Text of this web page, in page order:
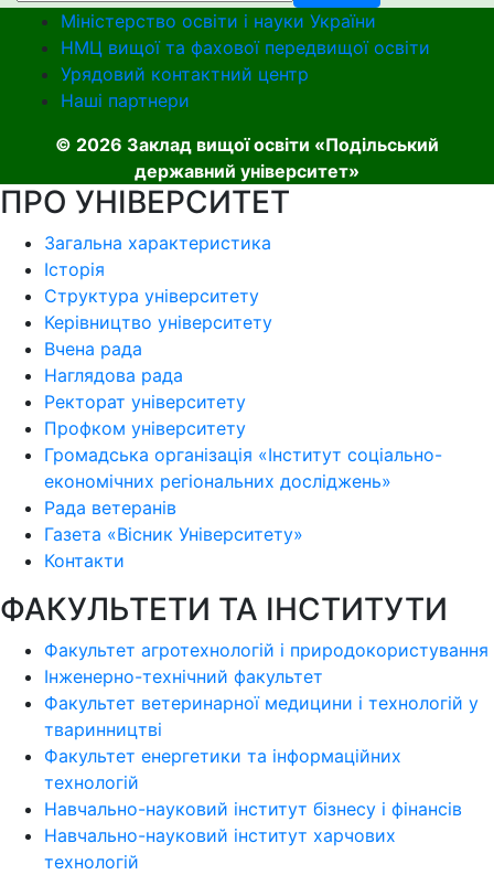
Міністерство освіти і науки України
НМЦ вищої та фахової передвищої освіти
Урядовий контактний центр
Наші партнери
© 2026 Заклад вищої освіти «Подільський
державний університет»
ПРО УНІВЕРСИТЕТ
Загальна характеристика
Історія
Структура університету
Керівництво університету
Вчена рада
Наглядова рада
Ректорат університету
Профком університету
Громадська організація «Інститут соціально-
економічних регіональних досліджень»
Рада ветеранів
Газета «Вісник Університету»
Контакти
ФАКУЛЬТЕТИ ТА ІНСТИТУТИ
Факультет агротехнологій і природокористування
Інженерно-технічний факультет
Факультет ветеринарної медицини і технологій у
тваринництві
Факультет енергетики та інформаційних
технологій
Навчально-науковий інститут бізнесу і фінансів
Навчально-науковий інститут харчових
технологій